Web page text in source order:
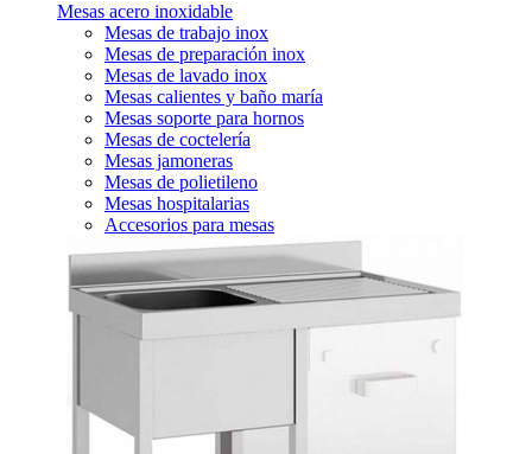
Mesas acero inoxidable
Mesas de trabajo inox
Mesas de preparación inox
Mesas de lavado inox
Mesas calientes y baño maría
Mesas soporte para hornos
Mesas de coctelería
Mesas jamoneras
Mesas de polietileno
Mesas hospitalarias
Accesorios para mesas